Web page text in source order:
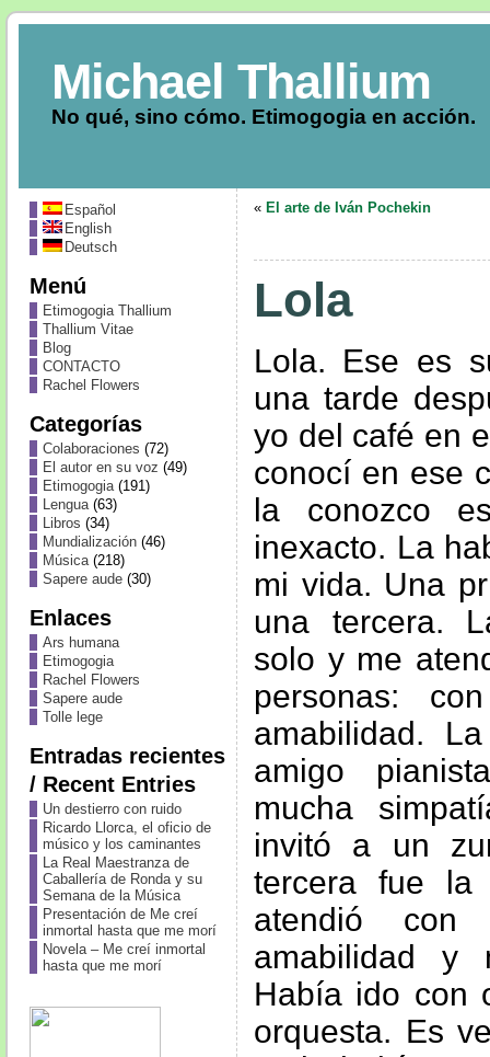
Michael Thallium
No qué, sino cómo. Etimogogia en acción.
Español
English
Deutsch
Menú
Etimogogia Thallium
Thallium Vitae
Blog
CONTACTO
Rachel Flowers
Categorías
Colaboraciones (72)
El autor en su voz (49)
Etimogogia(191)
Lengua(63)
Libros (34)
Mundialización(46)
Música(218)
Sapere aude(30)
Enlaces
Ars humana
Etimogogia
Rachel Flowers
Sapere aude
Tolle lege
Entradas recientes
/ Recent Entries
Un destierro con ruido
Ricardo Llorca, el oficio de
músico y los caminantes
La Real Maestranza de
Caballería de Ronda y su
Semana de la Música
Presentación de Me creí
inmortal hasta que me morí
Novela – Me creí inmortal
hasta que me morí
« El arte de Iván Pochekin
Lola
Lola. Ese es
una tarde
yo del café en
conocí en ese
la conozco
inexacto. La
mi vida. Una
una tercera.
solo y me
personas:
amabilidad.
amigo
mucha
invitó a un
tercera fue la
atendió con
amabilidad y
Había ido con
orquesta. Es